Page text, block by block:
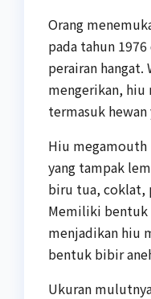
Orang
pada tahun
perairan hangat.
mengerikan,
termasuk hewan
Hiu
yang tampak
biru tua, coklat,
Memiliki bentuk
menjadikan hiu
bentuk bibir
Ukuran